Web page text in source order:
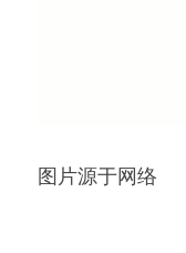
图片源于网络